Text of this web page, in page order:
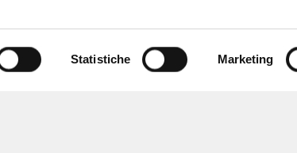
Statistiche Marketing
IDIOMA